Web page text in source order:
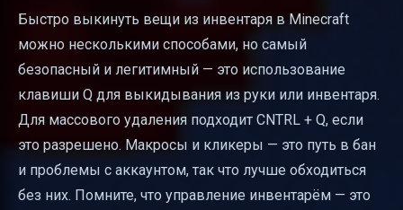
Быстро выкинуть вещи из инвентаря в Minecraft
можно несколькими способами, но самый
безопасный и легитимный — это использование
клавиши Q для выкидывания из руки или инвентаря.
Для массового удаления подходит CNTRL + Q, если
это разрешено. Макросы и кликеры — это путь в бан
и проблемы с аккаунтом, так что лучше обходиться
без них. Помните, что управление инвентарём — это